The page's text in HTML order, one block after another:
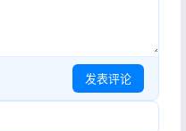
发表评论